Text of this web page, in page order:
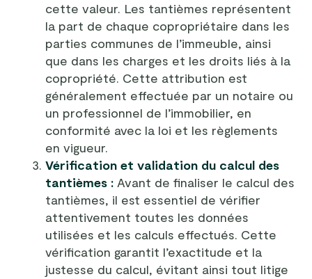
cette valeur. Les tantièmes représentent
la part de chaque copropriétaire dans les
parties communes de l’immeuble, ainsi
que dans les charges et les droits liés à la
copropriété. Cette attribution est
généralement effectuée par un notaire ou
un professionnel de l’immobilier, en
conformité avec la loi et les règlements
en vigueur.
Vérification et validation du calcul des
tantièmes : Avant de finaliser le calcul des
tantièmes, il est essentiel de vérifier
attentivement toutes les données
utilisées et les calculs effectués. Cette
vérification garantit l’exactitude et la
justesse du calcul, évitant ainsi tout litige